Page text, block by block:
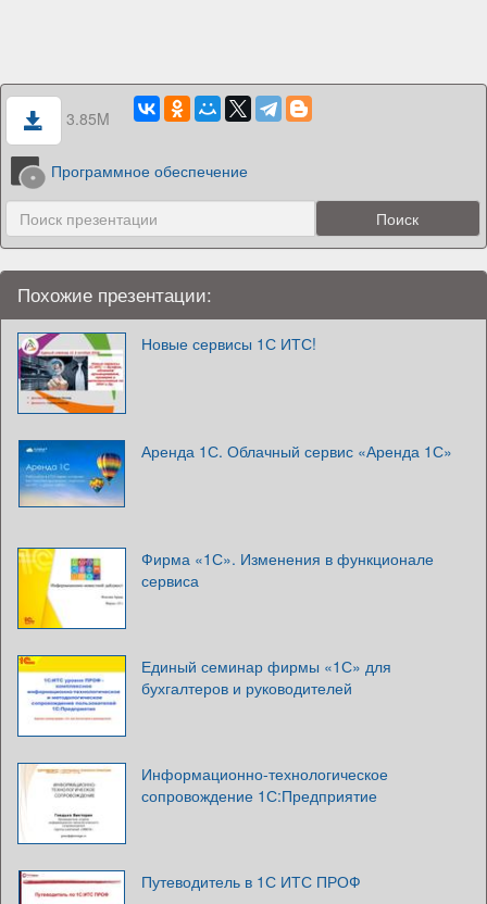
3.85M
Программное обеспечение
Похожие презентации:
Новые сервисы 1С ИТС!
Аренда 1С. Облачный сервис «Аренда 1С»
Фирма «1С». Изменения в функционале
сервиса
Единый семинар фирмы «1С» для
бухгалтеров и руководителей
Информационно-технологическое
сопровождение 1С:Предприятие
Путеводитель в 1С ИТС ПРОФ